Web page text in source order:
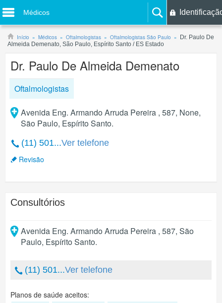
Médicos
Início Médicos Oftalmologistas Oftalmologistas São Paulo
Dr. Paulo De
Almeida Demenato, São Paulo, Espírito Santo / ES Estado
Dr. Paulo De Almeida Demenato
Oftalmologistas
Avenida Eng. Armando Arruda Pereira , 587, None,
São Paulo, Espírito Santo.
(11) 501...Ver telefone
Revisão
Consultórios
Avenida Eng. Armando Arruda Pereira , 587, São
Paulo, Espírito Santo.
(11) 501...Ver telefone
Planos de saúde aceitos: